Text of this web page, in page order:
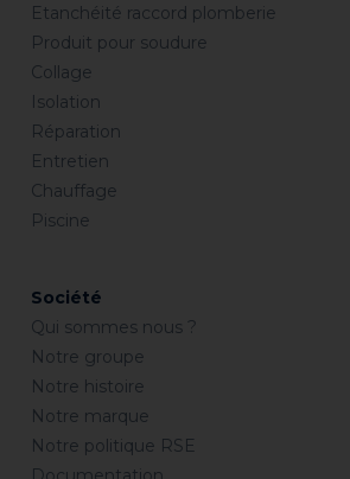
Etanchéité raccord plomberie
Produit pour soudure
Collage
Isolation
Réparation
Entretien
Chauffage
Piscine
Société
Qui sommes nous ?
Notre groupe
Notre histoire
Notre marque
Notre politique RSE